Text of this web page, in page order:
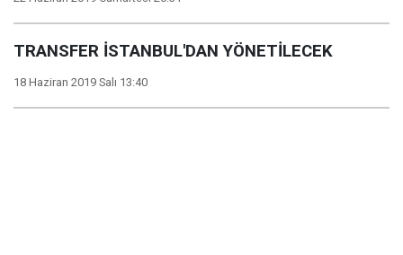
TRANSFER İSTANBUL'DAN YÖNETİLECEK
18 Haziran 2019 Salı 13:40